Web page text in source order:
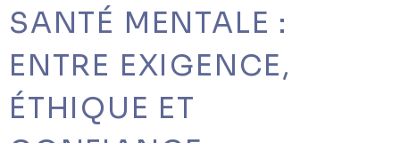
SANTÉ MENTALE :
ENTRE EXIGENCE,
ÉTHIQUE ET